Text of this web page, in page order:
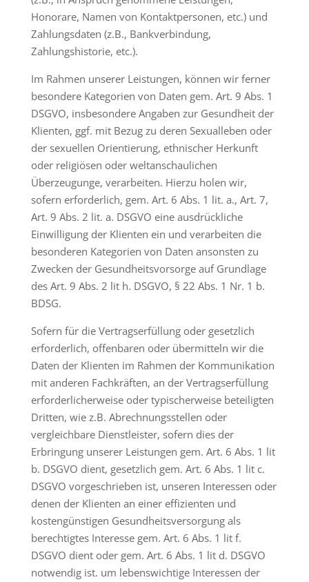
Honorare, Namen von Kontaktpersonen, etc.) und
Zahlungsdaten (z.B., Bankverbindung,
Zahlungshistorie, etc.).
Im Rahmen unserer Leistungen, können wir ferner
besondere Kategorien von Daten gem. Art. 9 Abs. 1
DSGVO, insbesondere Angaben zur Gesundheit der
Klienten, ggf. mit Bezug zu deren Sexualleben oder
der sexuellen Orientierung, ethnischer Herkunft
oder religiösen oder weltanschaulichen
Überzeugunge, verarbeiten. Hierzu holen wir,
sofern erforderlich, gem. Art. 6 Abs. 1 lit. a., Art. 7,
Art. 9 Abs. 2 lit. a. DSGVO eine ausdrückliche
Einwilligung der Klienten ein und verarbeiten die
besonderen Kategorien von Daten ansonsten zu
Zwecken der Gesundheitsvorsorge auf Grundlage
des Art. 9 Abs. 2 lit h. DSGVO, § 22 Abs. 1 Nr. 1 b.
BDSG.
Sofern für die Vertragserfüllung oder gesetzlich
erforderlich, offenbaren oder übermitteln wir die
Daten der Klienten im Rahmen der Kommunikation
mit anderen Fachkräften, an der Vertragserfüllung
erforderlicherweise oder typischerweise beteiligten
Dritten, wie z.B. Abrechnungsstellen oder
vergleichbare Dienstleister, sofern dies der
Erbringung unserer Leistungen gem. Art. 6 Abs. 1 lit
b. DSGVO dient, gesetzlich gem. Art. 6 Abs. 1 lit c.
DSGVO vorgeschrieben ist, unseren Interessen oder
denen der Klienten an einer effizienten und
kostengünstigen Gesundheitsversorgung als
berechtigtes Interesse gem. Art. 6 Abs. 1 lit f.
DSGVO dient oder gem. Art. 6 Abs. 1 lit d. DSGVO
notwendig ist. um lebenswichtige Interessen der